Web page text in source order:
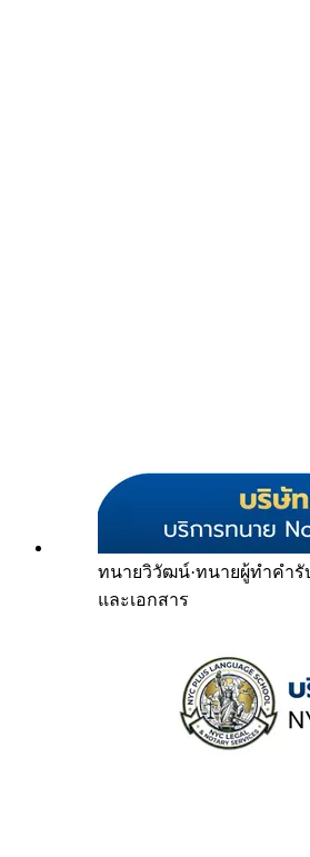
ทนายวิวัฒน์·ทนายผู้ทำคำรั
และเอกสาร